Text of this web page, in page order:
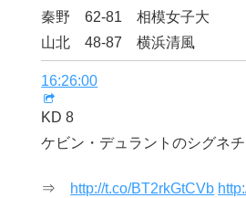
秦野 62-81 相模女子大
山北 48-87 横浜清風
16:26:00
KD 8
ケビン・デュラントのシグネ
⇒ http://t.co/BT2rkGtCVb